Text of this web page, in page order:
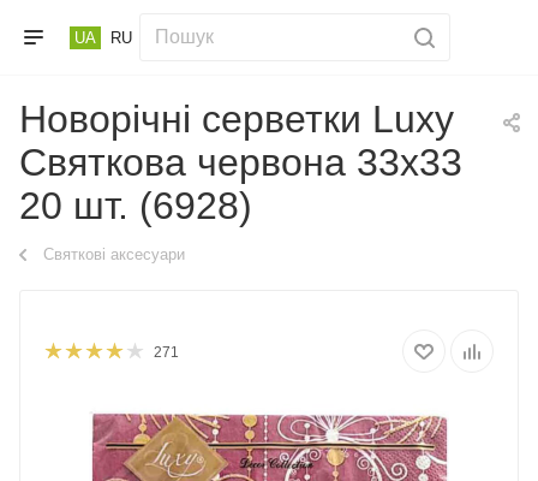
UA RU
Новорічні серветки Luxy
Святкова червона 33х33
20 шт. (6928)
Святкові аксесуари
271